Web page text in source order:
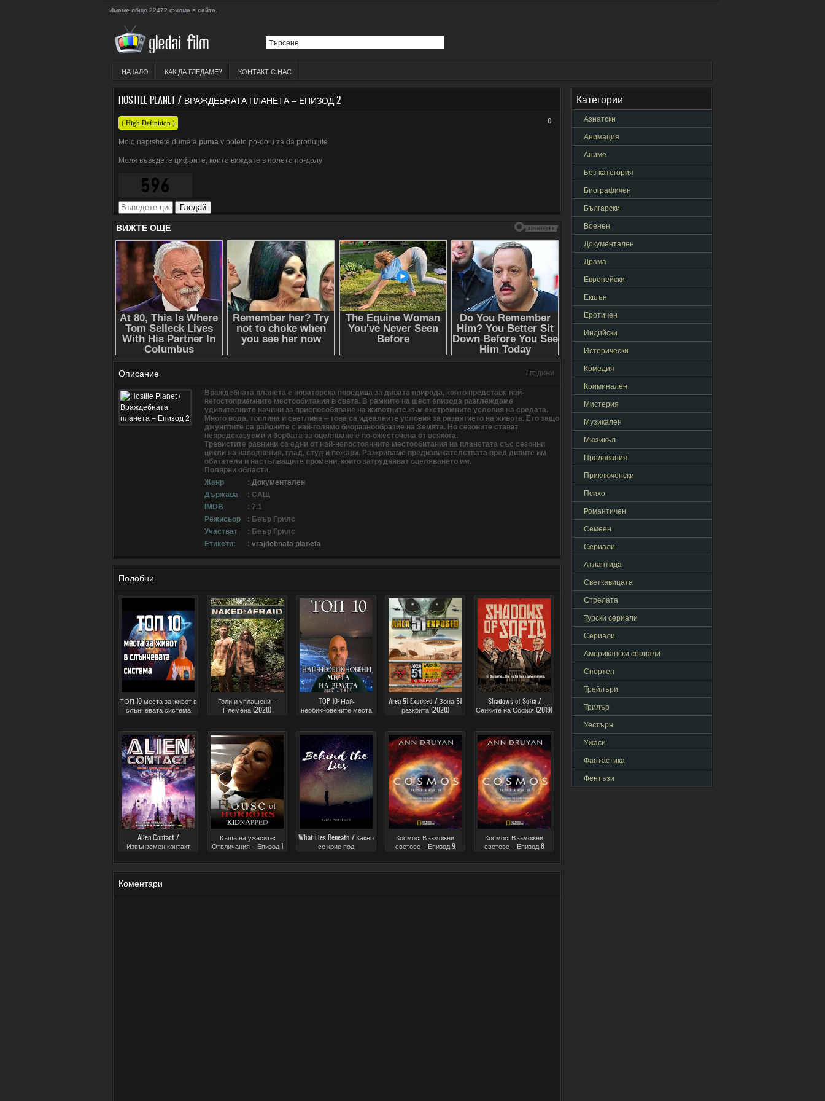
Имаме общо 22472 филма в сайта.
НАЧАЛО КАК ДА ГЛЕДАМЕ? КОНТАКТ С НАС
HOSTILE PLANET / ВРАЖДЕБНАТА ПЛАНЕТА – ЕПИЗОД 2
0
( High Definition )
Molq napishete dumata puma v poleto po-dolu za da produljite
Моля въведете цифрите, които виждате в полето по-долу
Описание 7 ГОДИНИ
Враждебната планета е новаторска поредица за дивата природа, която представя най-
негостоприемните местообитания в света. В рамките на шест епизода разглеждаме
удивителните начини за приспособяване на животните към екстремните условия на средата.
Много вода, топлина и светлина – това са идеалните условия за развитието на живота. Ето защо
джунглите са районите с най-голямо биоразнообразие на Земята. Но сезоните стават
непредсказуеми и борбата за оцеляване е по-ожесточена от всякога.
Тревистите равнини са едни от най-непостоянните местообитания на планетата със сезонни
цикли на наводнения, глад, студ и пожари. Разкриваме предизвикателствата пред дивите им
обитатели и настъпващите промени, които затрудняват оцеляването им.
Полярни области.
Жанр
: Документален
Държава
: САЩ
IMDB
: 7.1
Режисьор
: Беър Грилс
Участват
: Беър Грилс
Етикети:
: vrajdebnata planeta
Подобни
ТОП 10 места за живот в
слънчевата система
Голи и уплашени –
Племена (2020)
TOP 10: Най-
необикновените места
Area 51 Exposed / Зона 51
разкрита (2020)
Shadows of Sofia /
Сенките на София (2019)
Alien Contact /
Извънземен контакт
Къща на ужасите:
Отвличания – Епизод 1
What Lies Beneath / Какво
се крие под
Космос: Възможни
светове – Епизод 9
Космос: Възможни
светове – Епизод 8
Коментари
Категории
Азиатски
Анимация
Аниме
Без категория
Биографичен
Български
Военен
Документален
Драма
Европейски
Екшън
Еротичен
Индийски
Исторически
Комедия
Криминален
Мистерия
Музикален
Мюзикъл
Предавания
Приключенски
Психо
Романтичен
Семеен
Сериали
Атлантида
Светкавицата
Стрелата
Турски сериали
Сериали
Американски сериали
Спортен
Трейлъри
Трилър
Уестърн
Ужаси
Фантастика
Фентъзи